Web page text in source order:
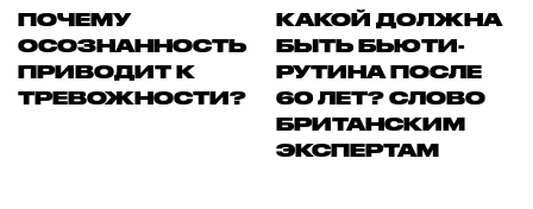
ПОЧЕМУ
ОСОЗНАННОСТЬ
ПРИВОДИТ К
ТРЕВОЖНОСТИ?
КАКОЙ ДОЛЖНА
БЫТЬ БЬЮТИ-
РУТИНА ПОСЛЕ
60 ЛЕТ? СЛОВО
БРИТАНСКИМ
ЭКСПЕРТАМ